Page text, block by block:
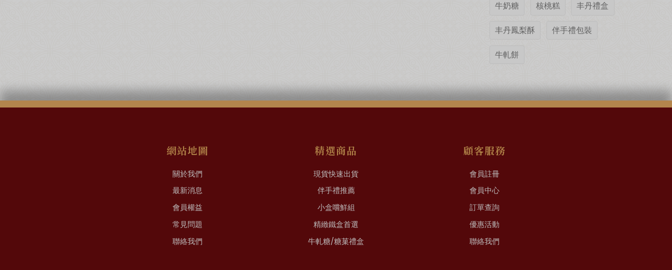
牛奶糖 核桃糕 丰丹禮盒
丰丹鳳梨酥 伴手禮包裝
牛軋餅
網站地圖
關於我們
最新消息
會員權益
常見問題
聯絡我們
精選商品
現貨快速出貨
伴手禮推薦
小盒嚐鮮組
精緻鐵盒首選
牛軋糖/糖菓禮盒
顧客服務
會員註冊
會員中心
訂單查詢
優惠活動
聯絡我們